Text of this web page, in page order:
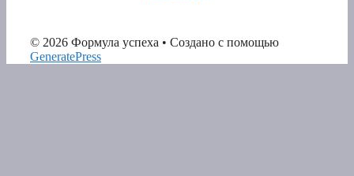
© 2026 Формула успеха • Создано с помощью
GeneratePress